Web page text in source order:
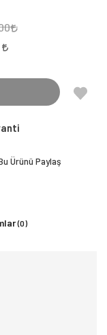
Ürünü Paylaş
(0)